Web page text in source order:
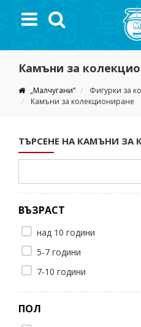
Камъни за
„Малчугани“
Фигурки за
Камъни за колекциониране
ТЪРСЕНЕ НА КАМЪНИ ЗА
ВЪЗРАСТ
над 10 години
5-7 години
7-10 години
ПОЛ